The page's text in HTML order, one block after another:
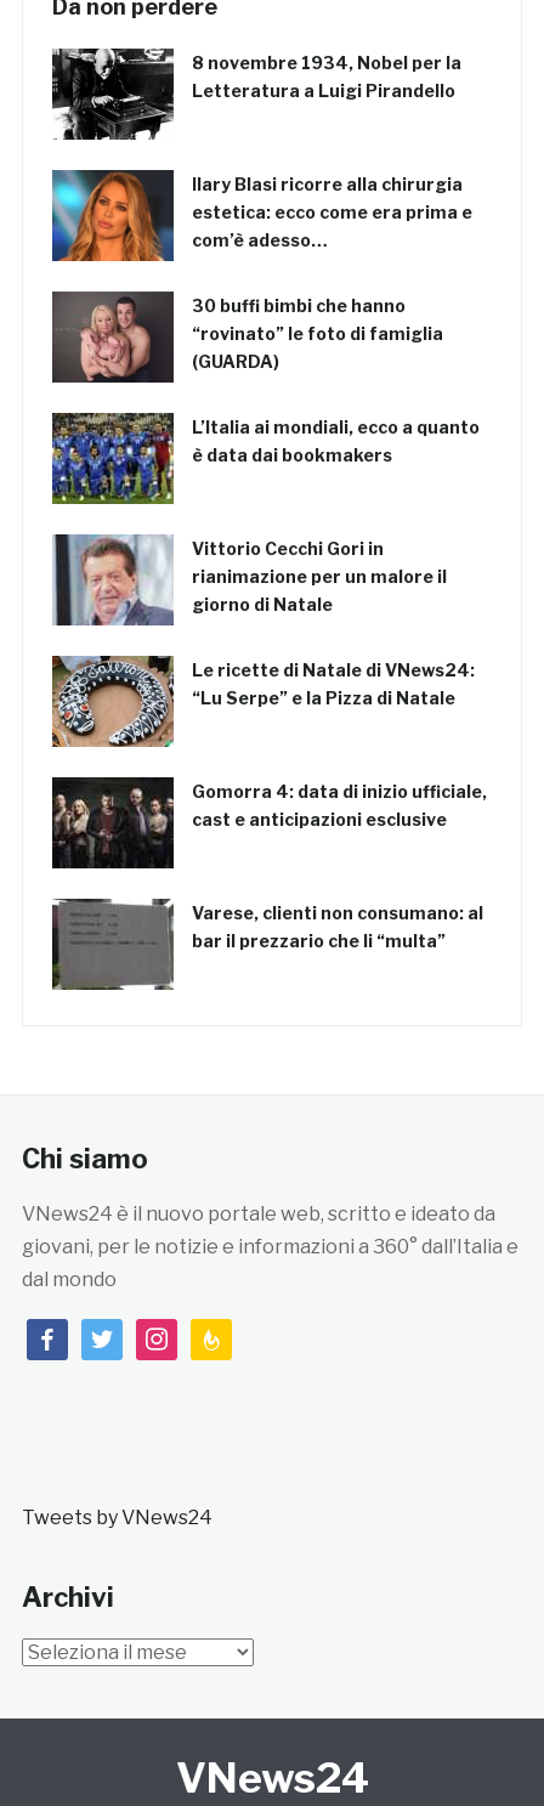
Da non perdere
8 novembre 1934, Nobel per la
Letteratura a Luigi Pirandello
Ilary Blasi ricorre alla chirurgia
estetica: ecco come era prima e
com’è adesso…
30 buffi bimbi che hanno
“rovinato” le foto di famiglia
(GUARDA)
L’Italia ai mondiali, ecco a quanto
è data dai bookmakers
Vittorio Cecchi Gori in
rianimazione per un malore il
giorno di Natale
Le ricette di Natale di VNews24:
“Lu Serpe” e la Pizza di Natale
Gomorra 4: data di inizio ufficiale,
cast e anticipazioni esclusive
Varese, clienti non consumano: al
bar il prezzario che li “multa”
Chi siamo
VNews24 è il nuovo portale web, scritto e ideato da
giovani, per le notizie e informazioni a 360° dall’Italia e
dal mondo
facebooktwitterinstagramfeedburner
Tweets by VNews24
Archivi
Archivi
VNews24